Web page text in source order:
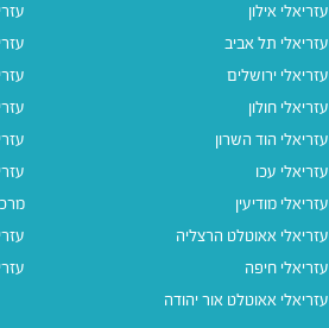
עזריאלי אילון
עזריאלי תל אביב
עזריאלי ירושלים
עזריאלי חולון
עזריאלי הוד השרון
עזריאלי עכו
עזריאלי מודיעין
עזריאלי אאוטלט הרצליה
עזריאלי חיפה
עזריאלי אאוטלט אור יהודה